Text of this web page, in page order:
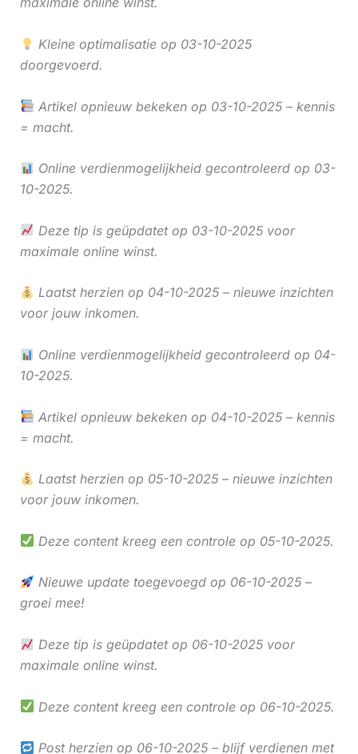
Kleine optimalisatie op 03-10-2025
doorgevoerd.
Artikel opnieuw bekeken op 03-10-2025 – kennis
= macht.
Online verdienmogelijkheid gecontroleerd op 03-
10-2025.
Deze tip is geüpdatet op 03-10-2025 voor
maximale online winst.
Laatst herzien op 04-10-2025 – nieuwe inzichten
voor jouw inkomen.
Online verdienmogelijkheid gecontroleerd op 04-
10-2025.
Artikel opnieuw bekeken op 04-10-2025 – kennis
= macht.
Laatst herzien op 05-10-2025 – nieuwe inzichten
voor jouw inkomen.
Deze content kreeg een controle op 05-10-2025.
Nieuwe update toegevoegd op 06-10-2025 –
groei mee!
Deze tip is geüpdatet op 06-10-2025 voor
maximale online winst.
Deze content kreeg een controle op 06-10-2025.
Post herzien op 06-10-2025 – blijf verdienen met